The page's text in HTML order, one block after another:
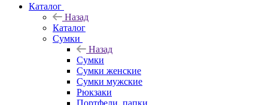
Каталог
Назад
Каталог
Сумки
Назад
Сумки
Сумки женские
Сумки мужские
Рюкзаки
Портфели, папки